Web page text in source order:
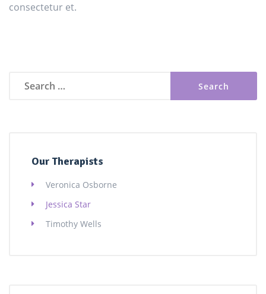
consectetur et.
Our Therapists
Veronica Osborne
Jessica Star
Timothy Wells